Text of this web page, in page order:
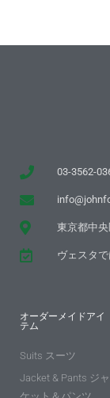
03-3562-
東京都中
ヴェスタ
オーダーメイドアイ
テム
Suits スーツ
Jacket & Pants ジャ